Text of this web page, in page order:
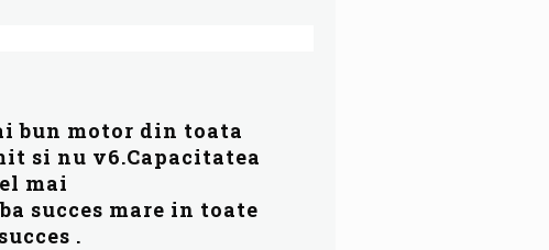
bun motor din toata
si nu v6.Capacitatea
mai
succes mare in toate
.